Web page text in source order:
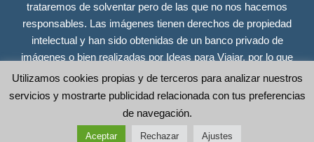
trataremos de solventar pero de las que no nos hacemos
responsables. Las imágenes tienen derechos de propiedad
intelectual y han sido obtenidas de un banco privado de
imágenes o bien realizadas por Ideas para Viajar, por lo que
tienen todos los derechos reservados. Se incluyen únicamente
a efectos ilustrativos y no guardan relación alguna con las
empresas, organismos o instituciones sobre los que ofrecemos
información. Copyright © 2021 Ideas para Viajar. Todos los
Utilizamos cookies propias y de terceros para analizar nuestros
servicios y mostrarte publicidad relacionada con tus preferencias
de navegación.
Aceptar Rechazar Ajustes